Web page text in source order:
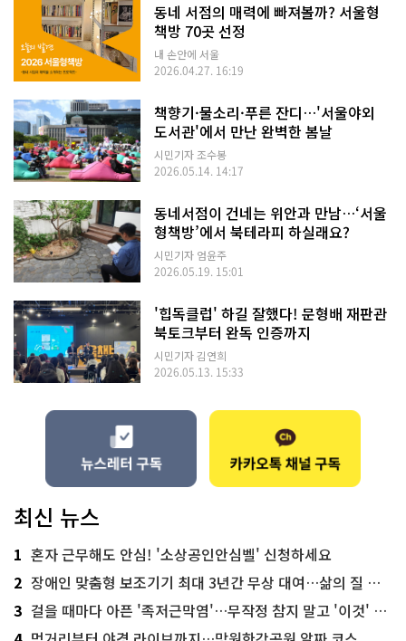
동네 서점의 매력에 빠져볼까? 서울형
책방 70곳 선정
내 손안에 서울
2026.04.27. 16:19
책향기·물소리·푸른 잔디…'서울야외
도서관'에서 만난 완벽한 봄날
시민기자 조수봉
2026.05.14. 14:17
동네서점이 건네는 위안과 만남…‘서울
형책방’에서 북테라피 하실래요?
시민기자 엄윤주
2026.05.19. 15:01
'힙독클럽' 하길 잘했다! 문형배 재판관
북토크부터 완독 인증까지
시민기자 김연희
2026.05.13. 15:33
최신 뉴스
1 혼자 근무해도 안심! '소상공인안심벨' 신청하세요
2 장애인 맞춤형 보조기기 최대 3년간 무상 대여…삶의 질 높인다
3 걸을 때마다 아픈 '족저근막염'…무작정 참지 말고 '이것' 해보세요!